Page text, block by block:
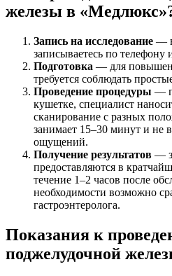
железы в
Запись на исследование —
записываетесь по телефону
Подготовка — для
требуется соблюдать
Проведение процедуры —
кушетке, специалист
сканирование с разных
занимает 15–30 минут и не
ощущений.
Получение результатов —
предоставляются в
течение 1–2 часов после
необходимости возможно
гастроэнтеролога.
Показания к
поджелудочной